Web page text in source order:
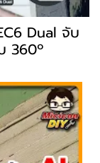
Dual จับ
360º